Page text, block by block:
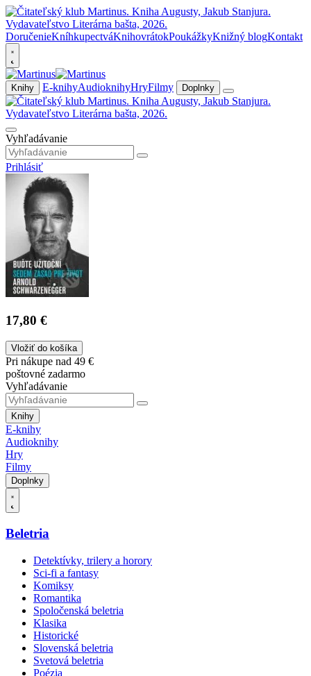
DoručenieKníhkupectváKnihovrátokPoukážkyKnižný blogKontakt
Knihy E-knihyAudioknihyHryFilmy Doplnky
Vyhľadávanie
Prihlásiť
17,80 €
Vložiť do košíka
Pri nákupe nad 49 €
poštovné zadarmo
Vyhľadávanie
Knihy
E-knihy
Audioknihy
Hry
Filmy
Doplnky
Beletria
Detektívky, trilery a horory
Sci-fi a fantasy
Komiksy
Romantika
Spoločenská beletria
Klasika
Historické
Slovenská beletria
Svetová beletria
Poézia